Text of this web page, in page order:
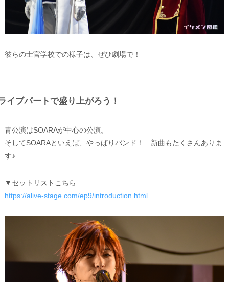
彼らの士官学校での様子は、ぜひ劇場で！
イブパートで盛り上がろう！
青公演はSOARAが中心の公演。
そしてSOARAといえば、やっぱりバンド！ 新曲もたくさんありま
す♪
▼セットリストこちら
https://alive-stage.com/ep9/introduction.html